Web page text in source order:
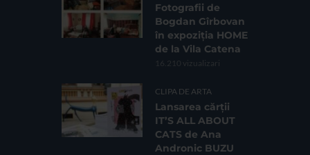
Fotografii de
Bogdan Gîrbovan
în expoziția HOME
de la Vila Catena
16.210 vizualizari
CLIPA DE ARTA
Lansarea cărții
IT’S ALL ABOUT
CATS de Ana
Andronic BUZU